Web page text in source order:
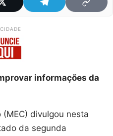
informações da
divulgou nesta
da segunda